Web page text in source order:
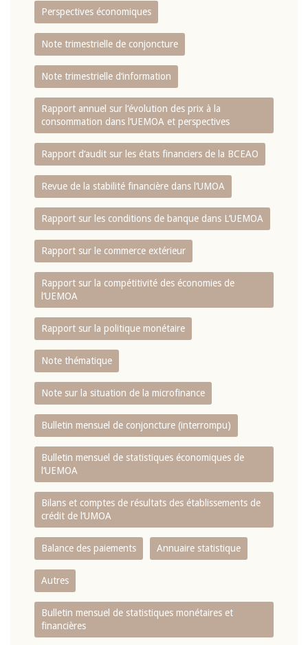
Perspectives économiques
Note trimestrielle de conjoncture
Note trimestrielle d‘information
Rapport annuel sur l‘évolution des prix à la
consommation dans l‘UEMOA et perspectives
Rapport d‘audit sur les états financiers de la BCEAO
Revue de la stabilité financière dans l‘UMOA
Rapport sur les conditions de banque dans L‘UEMOA
Rapport sur le commerce extérieur
Rapport sur la compétitivité des économies de
l‘UEMOA
Rapport sur la politique monétaire
Note thématique
Note sur la situation de la microfinance
Bulletin mensuel de conjoncture (interrompu)
Bulletin mensuel de statistiques économiques de
l‘UEMOA
Bilans et comptes de résultats des établissements de
crédit de l‘UMOA
Balance des paiements Annuaire statistique
Autres
Bulletin mensuel de statistiques monétaires et
financières